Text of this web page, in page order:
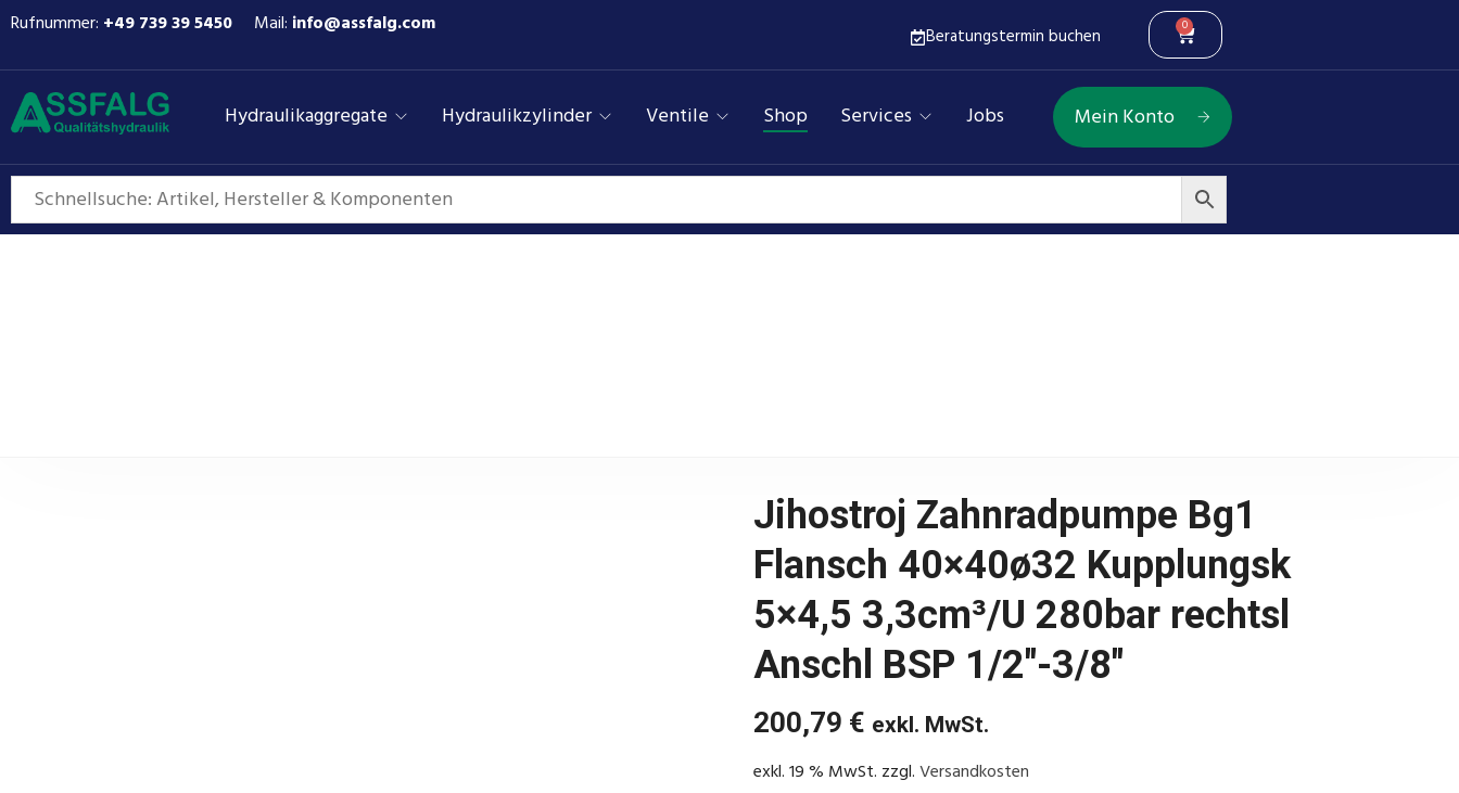
Rufnummer: +49 739 39 5450 Mail: info@assfalg.com Beratungstermin buchen 0
Hydraulikaggregate Hydraulikzylinder Ventile Shop Services Jobs Mein Konto
Jihostroj Zahnradpumpe Bg1
Flansch 40×40ø32 Kupplungsk
5×4,5 3,3cm³/U 280bar rechtsl
Anschl BSP 1/2″-3/8″
200,79 € exkl. MwSt.
exkl. 19 % MwSt. zzgl.Versandkosten